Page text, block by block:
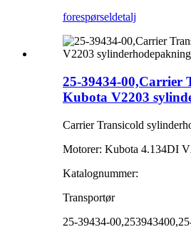
forespørseldetalj
25-39434-00,Carrier
Kubota V2203
Carrier Transicold
Motorer: Kubota 4.134DI
Katalognummer:
Transportør
25-39434-